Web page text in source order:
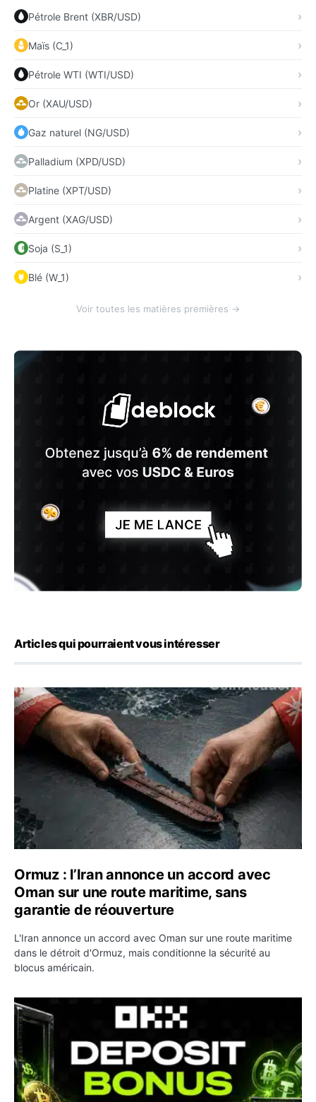
Pétrole Brent (XBR/USD)
Maïs (C_1)
Pétrole WTI (WTI/USD)
Or (XAU/USD)
Gaz naturel (NG/USD)
Palladium (XPD/USD)
Platine (XPT/USD)
Argent (XAG/USD)
Soja (S_1)
Blé (W_1)
Voir toutes les matières premières →
Articles qui pourraient vous intéresser
Ormuz : l’Iran annonce un accord avec Oman sur une
Ormuz : l’Iran annonce un accord avec
Oman sur une route maritime, sans
garantie de réouverture
L'Iran annonce un accord avec Oman sur une route maritime
dans le détroit d'Ormuz, mais conditionne la sécurité au
blocus américain.
OKX relance une campagne Deposit Bonus : jusqu’à 5